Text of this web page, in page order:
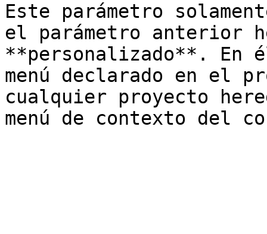
Este parámetro
el parámetro anterior
**personalizado**. En
menú declarado en el
cualquier proyecto